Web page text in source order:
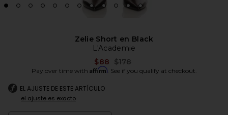
Zelie Short en Black
L'Academie
$88 Previous price:
$178
Pay over time with Affirm. See if you qualify at checkout.
EL AJUSTE DE ESTE ARTÍCULO
el ajuste es exacto